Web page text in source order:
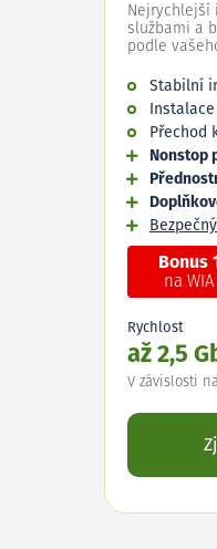
Nejrychlejší
službami a
podle
Stabilní
Přechod
Nonstop
Bonus
na
Rychlost
až 2,5
V závislosti